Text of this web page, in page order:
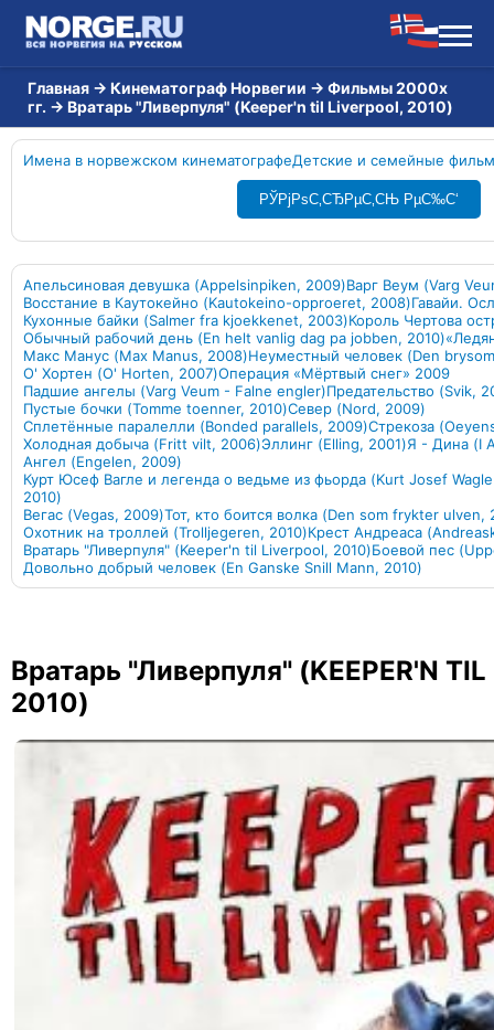
Главная → Кинематограф Норвегии → Фильмы 2000х
гг. → Вратарь "Ливерпуля" (Keeper'n til Liverpool, 2010)
Имена в норвежском кинематографеДетские и семейные
РЎРјРѕС‚СЂРµС‚СЊ РµС‰С‘
Апельсиновая девушка (Appelsinpiken, 2009)Варг Веум (Varg
Восстание в Каутокейно (Kautokeino-opproeret, 2008)Гавайи.
Кухонные байки (Salmer fra kjoekkenet, 2003)Король Чертова
Обычный рабочий день (En helt vanlig dag pa jobben, 2010)
Макс Манус (Max Manus, 2008)Неуместный человек (Den
О' Хортен (O' Horten, 2007)Операция «Мёртвый снег» 2009
Падшие ангелы (Varg Veum - Falne engler)Предательство (Svik,
Пустые бочки (Tomme toenner, 2010)Север (Nord, 2009)
Сплетённые паралелли (Bonded parallels, 2009)Стрекоза
Холодная добыча (Fritt vilt, 2006)Эллинг (Elling, 2001)Я - Дина (I
Ангел (Engelen, 2009)
Курт Юсеф Вагле и легенда о ведьме из фьорда (Kurt Josef
2010)
Вегас (Vegas, 2009)Тот, кто боится волка (Den som frykter ulven,
Охотник на троллей (Trolljegeren, 2010)Крест Андреаса
Вратарь "Ливерпуля" (Keeper'n til Liverpool, 2010)Боевой пес
Довольно добрый человек (En Ganske Snill Mann, 2010)
Вратарь "Ливерпуля" (KEEPER'N TIL
2010)